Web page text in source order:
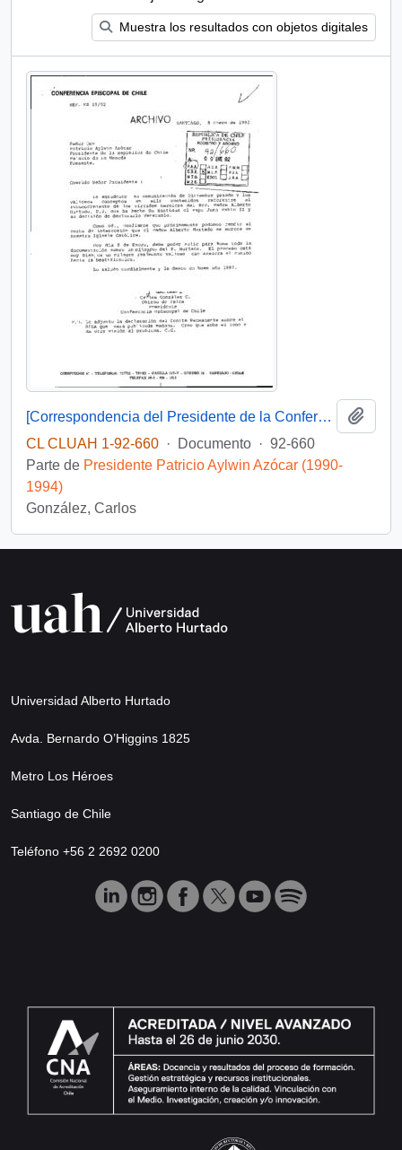
Muestra los resultados con objetos digitales
[Correspondencia del Presidente de la Conferencia Episcopal de Chile dirigida al Presidente Patricio Aylwin]
CL CLUAH 1-92-660 · Documento · 92-660
Parte de Presidente Patricio Aylwin Azócar (1990-
1994)
González, Carlos
Universidad Alberto Hurtado
Avda. Bernardo O’Higgins 1825
Metro Los Héroes
Santiago de Chile
Teléfono +56 2 2692 0200